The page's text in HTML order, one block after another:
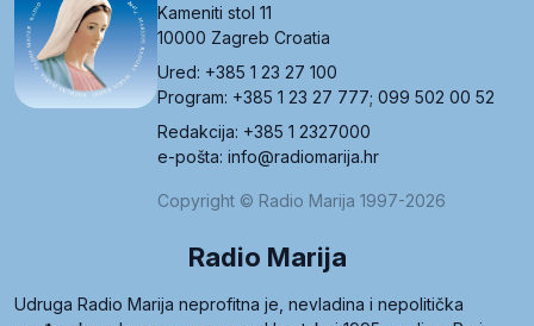
Kameniti stol 11
10000 Zagreb Croatia
Ured: +385 1 23 27 100
Program: +385 1 23 27 777; 099 502 00 52
Redakcija: +385 1 2327000
e-pošta: info@radiomarija.hr
Copyright © Radio Marija 1997-2026
Radio Marija
Udruga Radio Marija neprofitna je, nevladina i nepolitička